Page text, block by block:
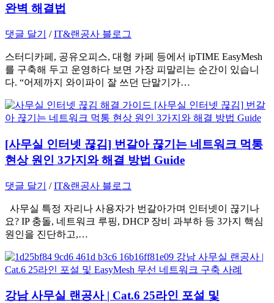
완벽 해결법
댓글 달기 /IT&랜공사 블로그
스터디카페, 공유오피스, 대형 카페 등에서 ipTIME EasyMesh
를 구축해 두고 운영하다 보면 가장 피말리는 순간이 있습니
다. “어제까지 와이파이 잘 쓰던 단말기가…
[사무실 인터넷 끊김] 번갈아 끊기는 네트워크 먹통
현상 원인 3가지와 해결 방법 Guide
댓글 달기 /IT&랜공사 블로그
사무실 특정 자리나 사용자가 번갈아가며 인터넷이 끊기나
요? IP 충돌, 네트워크 루핑, DHCP 장비 과부하 등 3가지 핵심
원인을 진단하고,…
강남 사무실 랜공사 | Cat.6 25라인 포설 및